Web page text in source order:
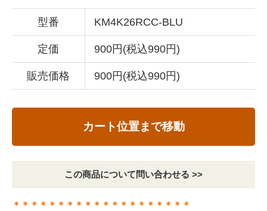
型番 KM4K26RCC-BLU
定価 900円(税込990円)
販売価格 900円(税込990円)
カート位置まで移動
この商品について問い合わせる >>
＊＊＊＊＊＊＊＊＊＊＊＊＊＊＊＊＊＊＊＊